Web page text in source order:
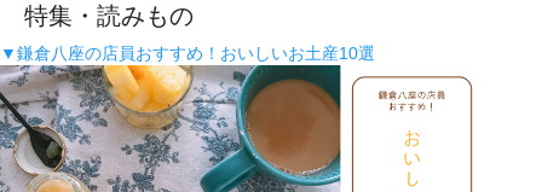
特集・読みもの
▼鎌倉八座の店員おすすめ！おいしいお土産10選